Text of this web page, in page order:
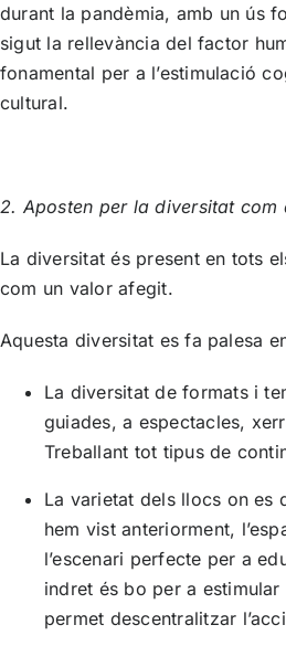
durant la pandèmia, amb un ús
sigut la rellevància del factor
fonamental per a l’estimulació
cultural.
2. Aposten per la diversitat
La diversitat és present en tots
com un valor afegit.
Aquesta diversitat es fa palesa
La diversitat de formats i
guiades, a espectacles,
Treballant tot tipus de
La varietat dels llocs on es
hem vist anteriorment,
l’escenari perfecte per a
indret és bo per a
permet descentralitzar